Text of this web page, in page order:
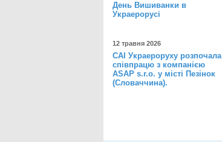
День Вишиванки в
Украерорусі
12 травня 2026
САІ Украероруху розпочала
співпрацю з компанією
ASAP s.r.o. у місті Пезінок
(Словаччина).